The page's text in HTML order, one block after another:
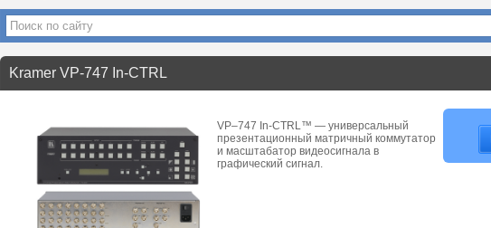
Kramer VP-747 In-CTRL
VP–747 In-CTRL™ — универсальный
презентационный матричный коммутатор
и масштабатор видеосигнала в
графический сигнал.